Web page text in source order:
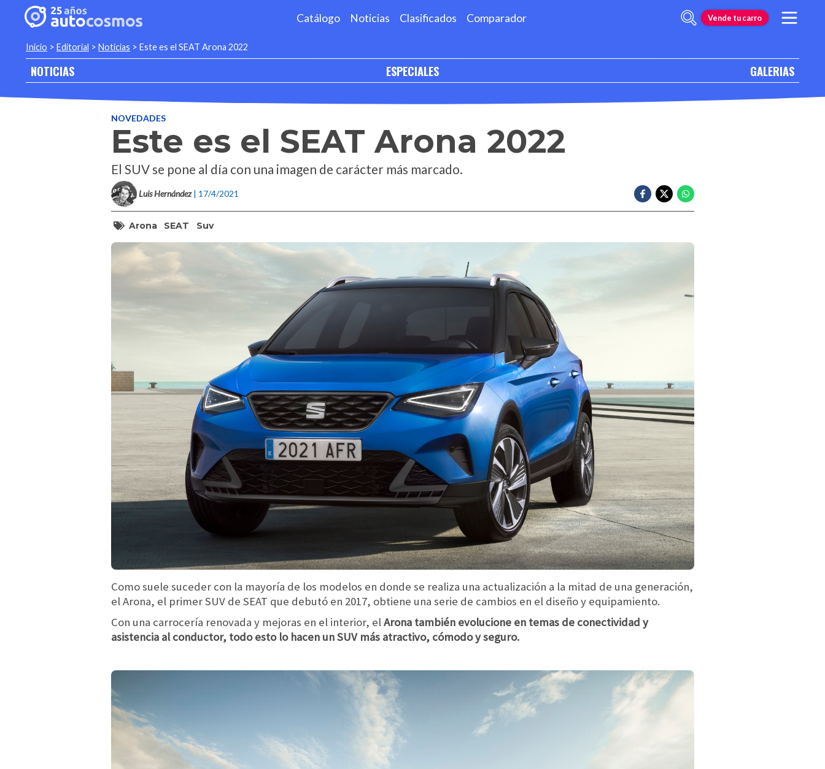
Catálogo Noticias Clasificados Comparador Vende tu carro
Inicio > Editorial > Noticias > Este es el SEAT Arona 2022
NOTICIAS ESPECIALES GALERIAS
NOVEDADES
Este es el SEAT Arona 2022
El SUV se pone al día con una imagen de carácter más marcado.
Luis Hernández | 17/4/2021
Arona SEAT Suv
Como suele suceder con la mayoría de los modelos en donde se realiza una actualización a la mitad de una generación,
el Arona, el primer SUV de SEAT que debutó en 2017, obtiene una serie de cambios en el diseño y equipamiento.
Con una carrocería renovada y mejoras en el interior, elArona también evolucione en temas de conectividad y
asistencia al conductor, todo esto lo hacen un SUV más atractivo, cómodo y seguro.